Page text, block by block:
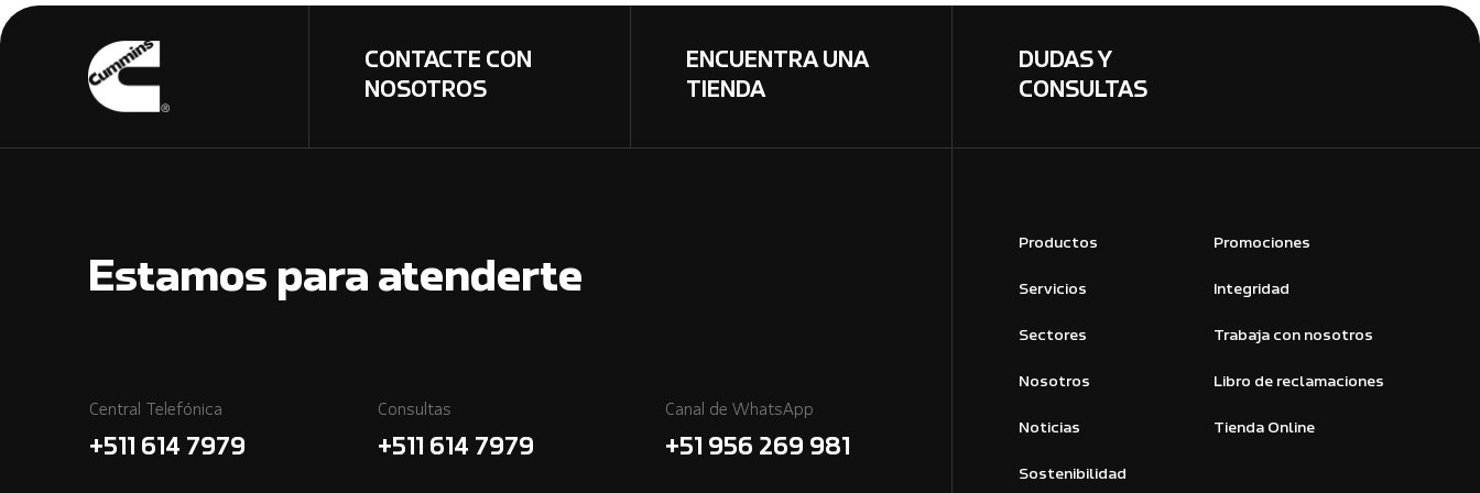
CONTACTE CON
NOSOTROS
ENCUENTRA UNA
TIENDA
DUDAS Y
CONSULTAS
Estamos para atenderte
Central Telefónica
+511 614 7979
Consultas
+511 614 7979
Canal de WhatsApp
+51 956 269 981
Productos
Servicios
Sectores
Nosotros
Noticias
Sostenibilidad
Promociones
Integridad
Trabaja con nosotros
Libro de reclamaciones
Tienda Online